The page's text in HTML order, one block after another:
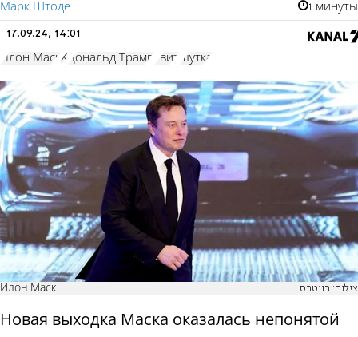
Марк Штоде 1 минуты
17.09.24, 14:01
Илон Маск Х Дональд Трамп твит шутка
Илон Маск צילום: רויטרס
Новая выходка Маска оказалась непонятой